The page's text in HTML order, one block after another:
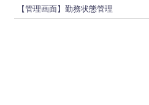
【管理画面】勤務状態管理